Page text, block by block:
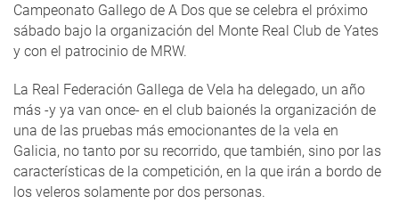
Campeonato Gallego de A Dos que se celebra el próximo
sábado bajo la organización del Monte Real Club de Yates
y con el patrocinio de MRW.
La Real Federación Gallega de Vela ha delegado, un año
más -y ya van once- en el club baionés la organización de
una de las pruebas más emocionantes de la vela en
Galicia, no tanto por su recorrido, que también, sino por las
características de la competición, en la que irán a bordo de
los veleros solamente por dos personas.